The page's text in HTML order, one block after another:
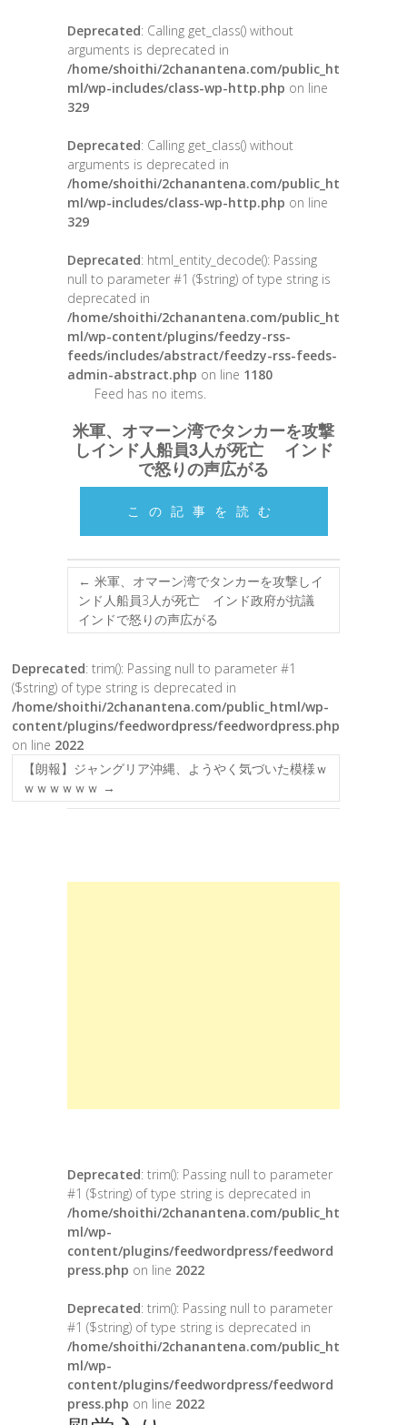
Deprecated: Calling get_class() without
arguments is deprecated in
/home/shoithi/2chanantena.com/public_ht
ml/wp-includes/class-wp-http.php on line
329
Deprecated: Calling get_class() without
arguments is deprecated in
/home/shoithi/2chanantena.com/public_ht
ml/wp-includes/class-wp-http.php on line
329
Deprecated: html_entity_decode(): Passing
null to parameter #1 ($string) of type string is
deprecated in
/home/shoithi/2chanantena.com/public_ht
ml/wp-content/plugins/feedzy-rss-
feeds/includes/abstract/feedzy-rss-feeds-
admin-abstract.php on line 1180
Feed has no items.
米軍、オマーン湾でタンカーを攻撃
しインド人船員3人が死亡 インド
で怒りの声広がる
この記事を読む
← 米軍、オマーン湾でタンカーを攻撃しイ
ンド人船員3人が死亡 インド政府が抗議
インドで怒りの声広がる
Deprecated: trim(): Passing null to parameter #1
($string) of type string is deprecated in
/home/shoithi/2chanantena.com/public_html/wp-
content/plugins/feedwordpress/feedwordpress.php
on line 2022
【朗報】ジャングリア沖縄、ようやく気づいた模様ｗ
ｗｗｗｗｗｗ →
Deprecated: trim(): Passing null to parameter
#1 ($string) of type string is deprecated in
/home/shoithi/2chanantena.com/public_ht
ml/wp-
content/plugins/feedwordpress/feedword
press.php on line 2022
Deprecated: trim(): Passing null to parameter
#1 ($string) of type string is deprecated in
/home/shoithi/2chanantena.com/public_ht
ml/wp-
content/plugins/feedwordpress/feedword
press.php on line 2022